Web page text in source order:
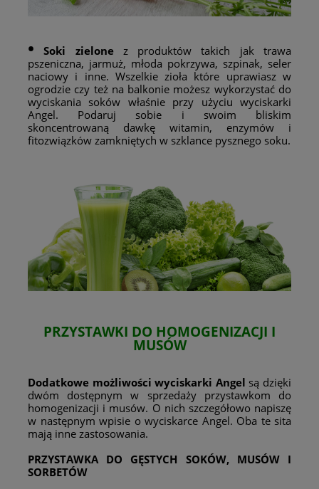
• Soki zielonez produktów takich jak trawa
pszeniczna, jarmuż, młoda pokrzywa, szpinak, seler
naciowy i inne. Wszelkie zioła które uprawiasz w
ogrodzie czy też na balkonie możesz wykorzystać do
wyciskania soków właśnie przy użyciu wyciskarki
Angel. Podaruj sobie i swoim bliskim
skoncentrowaną dawkę witamin, enzymów i
fitozwiązków zamkniętych w szklance pysznego soku.
PRZYSTAWKI DO HOMOGENIZACJI I
MUSÓW
Dodatkowe możliwości wyciskarki Angel są dzięki
dwóm dostępnym w sprzedaży przystawkom do
homogenizacji i musów. O nich szczegółowo napiszę
w następnym wpisie o wyciskarce Angel. Oba te sita
mają inne zastosowania.
PRZYSTAWKA DO GĘSTYCH SOKÓW, MUSÓW I
SORBETÓW